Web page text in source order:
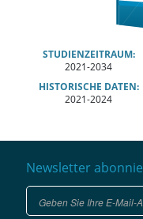
STUDIENZEITRAUM:
2021-2034
HISTORISCHE DATEN:
2021-2024
Newsletter